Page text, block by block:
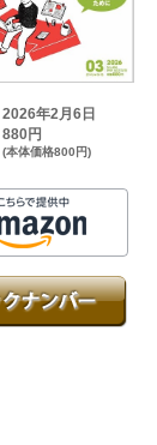
2026年2月6日
880円
(本体価格800円)